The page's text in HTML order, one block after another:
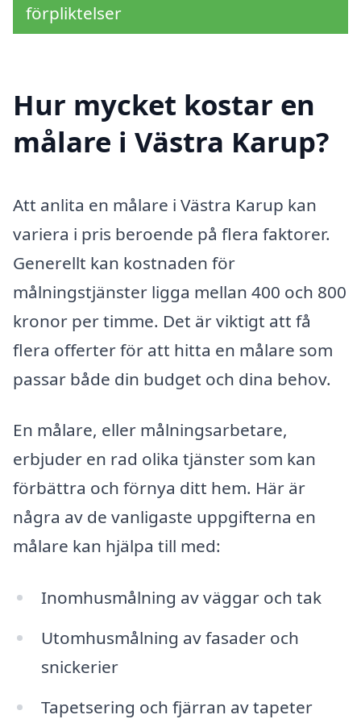
förpliktelser
Hur mycket kostar en
målare i Västra Karup?
Att anlita en målare i Västra Karup kan
variera i pris beroende på flera faktorer.
Generellt kan kostnaden för
målningstjänster ligga mellan 400 och 800
kronor per timme. Det är viktigt att få
flera offerter för att hitta en målare som
passar både din budget och dina behov.
En målare, eller målningsarbetare,
erbjuder en rad olika tjänster som kan
förbättra och förnya ditt hem. Här är
några av de vanligaste uppgifterna en
målare kan hjälpa till med:
Inomhusmålning av väggar och tak
Utomhusmålning av fasader och
snickerier
Tapetsering och fjärran av tapeter